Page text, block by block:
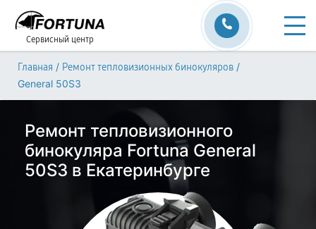
Сервисный центр
Главная / Ремонт тепловизионных бинокуляров /
General 50S3
Ремонт тепловизионного
бинокуляра Fortuna General
50S3 в Екатеринбурге